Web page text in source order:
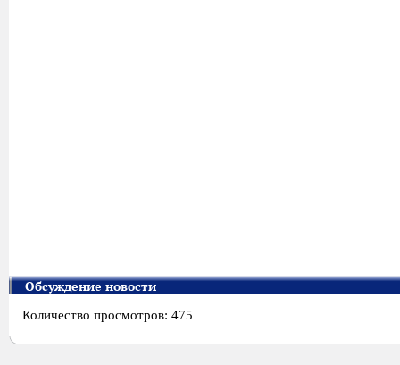
Обсуждение новости
Количество просмотров: 475